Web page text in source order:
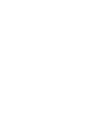
Met twee wielen
die je niet de baas
ontworpen om